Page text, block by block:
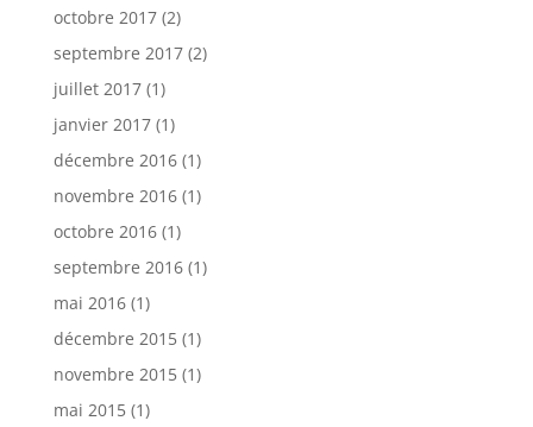
octobre 2017(2)
septembre 2017(2)
juillet 2017(1)
janvier 2017(1)
décembre 2016(1)
novembre 2016(1)
octobre 2016(1)
septembre 2016(1)
mai 2016(1)
décembre 2015(1)
novembre 2015(1)
mai 2015(1)